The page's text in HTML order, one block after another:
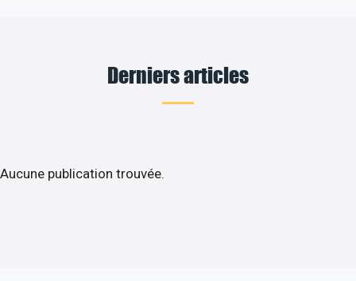
Derniers articles
Aucune publication trouvée.